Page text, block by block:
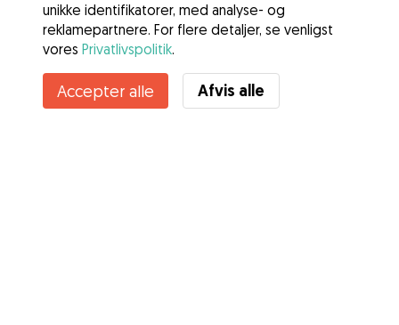
unikke identifikatorer, med analyse- og
reklamepartnere. For flere detaljer, se venligst
vores Privatlivspolitik.
Accepter alle Afvis alle